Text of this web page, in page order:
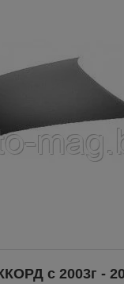
с 2003г -